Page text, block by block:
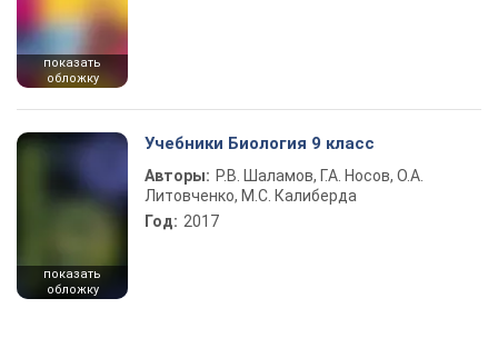
показать
обложку
показать
обложку
Учебники Биология 9 класс
Авторы: Р.В. Шаламов, Г.А. Носов, О.А.
Литовченко, М.С. Калиберда
Год: 2017